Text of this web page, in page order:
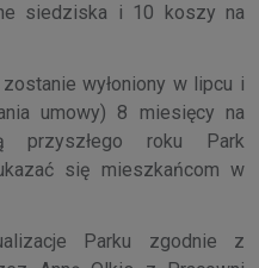
siedziska i 10 koszy na
wyłoniony w lipcu i
umowy) 8 miesięcy na
przyszłego roku Park
się mieszkańcom w
Parku zgodnie z